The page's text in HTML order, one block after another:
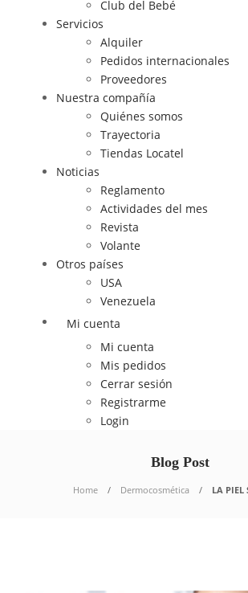
Club del Bebé
Servicios
Alquiler
Pedidos internacionales
Proveedores
Nuestra compañía
Quiénes somos
Trayectoria
Tiendas Locatel
Noticias
Reglamento
Actividades del mes
Revista
Volante
Otros países
USA
Venezuela
Mi cuenta
Mi cuenta
Mis pedidos
Cerrar sesión
Registrarme
Login
Blog Post
Home Dermocosmética LA PIEL